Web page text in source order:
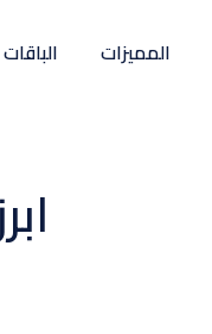
المميزات الباقات